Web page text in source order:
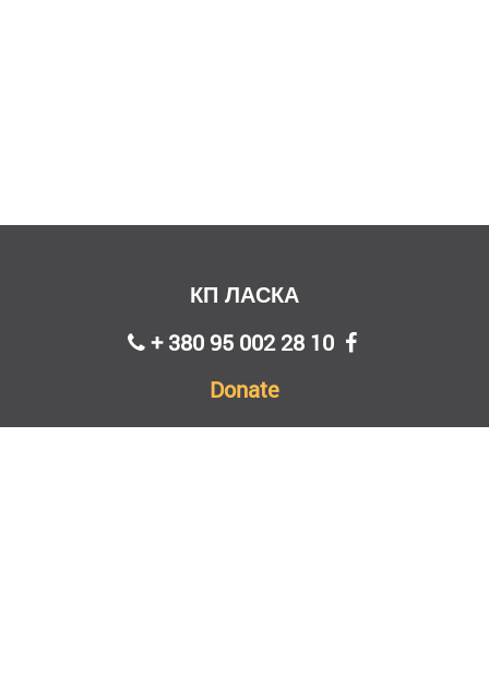
КП ЛАСКА
+ 380 95 002 28 10
Donate